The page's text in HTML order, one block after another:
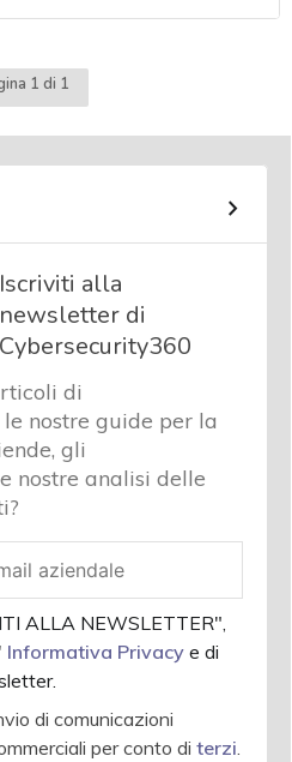
1 di 1
Iscriviti alla
newsletter di
Cybersecurity360
di
nostre guide per la
gli
nostre analisi delle
ALLA NEWSLETTER",
Informativa Privacy e di
di comunicazioni
per conto di terzi.